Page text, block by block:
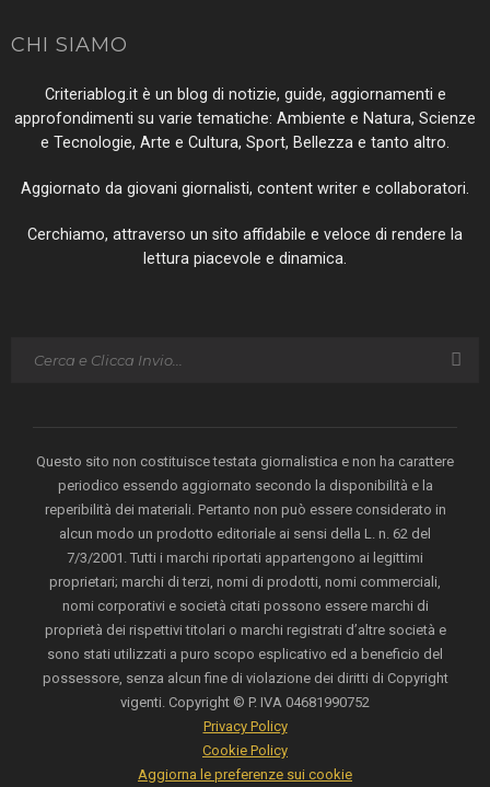
CHI SIAMO
Criteriablog.it è un blog di notizie, guide, aggiornamenti e
approfondimenti su varie tematiche: Ambiente e Natura, Scienze
e Tecnologie, Arte e Cultura, Sport, Bellezza e tanto altro.
Aggiornato da giovani giornalisti, content writer e collaboratori.
Cerchiamo, attraverso un sito affidabile e veloce di rendere la
lettura piacevole e dinamica.
Questo sito non costituisce testata giornalistica e non ha carattere
periodico essendo aggiornato secondo la disponibilità e la
reperibilità dei materiali. Pertanto non può essere considerato in
alcun modo un prodotto editoriale ai sensi della L. n. 62 del
7/3/2001. Tutti i marchi riportati appartengono ai legittimi
proprietari; marchi di terzi, nomi di prodotti, nomi commerciali,
nomi corporativi e società citati possono essere marchi di
proprietà dei rispettivi titolari o marchi registrati d’altre società e
sono stati utilizzati a puro scopo esplicativo ed a beneficio del
possessore, senza alcun fine di violazione dei diritti di Copyright
vigenti. Copyright © P. IVA 04681990752
Privacy Policy
Cookie Policy
Aggiorna le preferenze sui cookie